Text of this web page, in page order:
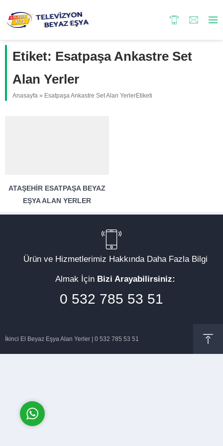
Etiket: Esatpaşa Ankastre Set
Alan Yerler
Anasayfa » Esatpaşa Ankastre Set Alan YerlerEtiketi
ATAŞEHIR ESATPAŞA BEYAZ
EŞYA ALAN YERLER
Ürün ve Hizmetlerimiz Hakkında Daha Fazla Bilgi
Almak İçin Bizi Arayabilirsiniz:
0 532 785 53 51
İkinci El Beyaz Eşya Alan Yerler | 0 532 785 53 51